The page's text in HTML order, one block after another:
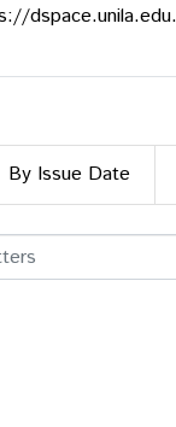
By Issue Date